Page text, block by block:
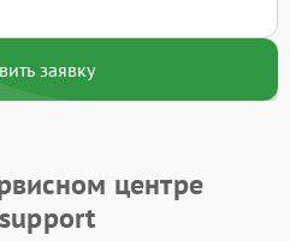
заявку
центре